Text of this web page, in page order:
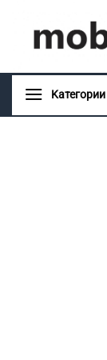
content
Kатегории